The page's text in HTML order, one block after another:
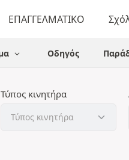
ΕΠΑΓΓΕΛΜΑΤΙΚΟ
Οδηγός
Τύπος κινητήρα